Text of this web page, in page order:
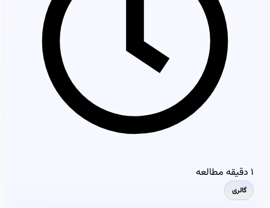
۱ دقیقه مطالعه
گالری